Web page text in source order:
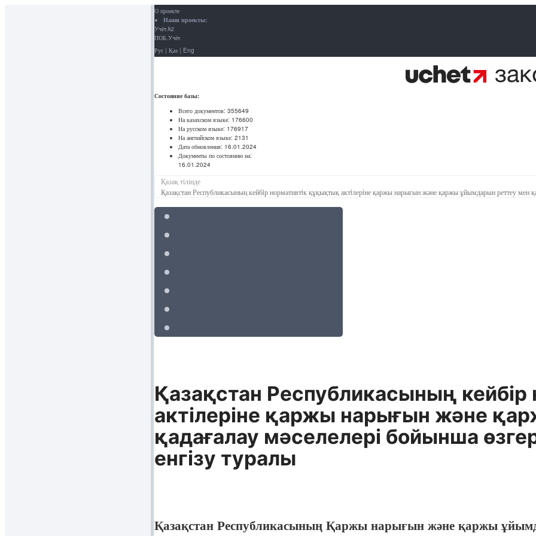
О проекте
Наши проекты:
Учёт.kz
ПОБ.Учёт
Рус | Қаз | Eng
Состояние базы:
Всего документов: 355649
На казахском языке: 176600
На русском языке: 176917
На английском языке: 2131
Дата обновления: 16.01.2024
Документы по состоянию на:
16.01.2024
Қазақ тілінде
Қазақстан Республикасының кейбiр нормативтiк құқықтық актiлерiне қаржы нарығын және қаржы ұйымдарын реттеу мен
Қазақстан Республикасының
актiлерiне қаржы нарығын және
қадағалау мәселелерi бойынша
енгiзу туралы
Қазақстан Республикасының Қаржы нарығын және қаржы